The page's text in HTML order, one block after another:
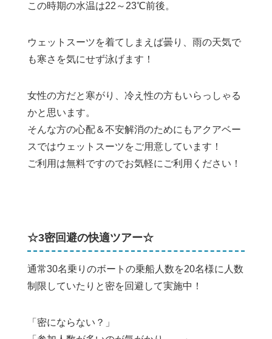
この時期の水温は22～23℃前後。
ウェットスーツを着てしまえば曇り、雨の天気で
も寒さを気にせず泳げます！
女性の方だと寒がり、冷え性の方もいらっしゃる
かと思います。
そんな方の心配＆不安解消のためにもアクアベー
スではウェットスーツをご用意しています！
ご利用は無料ですのでお気軽にご利用ください！
☆3密回避の快適ツアー☆
通常30名乗りのボートの乗船人数を20名様に人数
制限していたりと密を回避して実施中！
「密にならない？」